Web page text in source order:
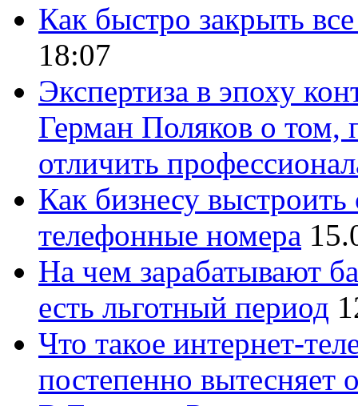
Как быстро закрыть
18:07
Экспертиза в эпоху
Герман Поляков о том,
отличить
Как бизнесу
телефонные номера
На чем зарабатывают
есть льготный период
Что такое интернет-
постепенно вытесняет